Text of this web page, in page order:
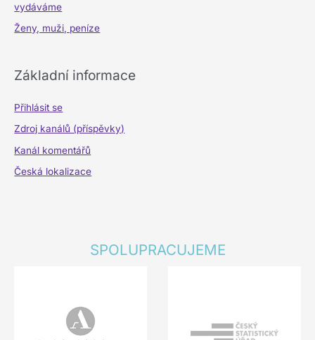
vydáváme
Ženy, muži, peníze
Základní informace
Přihlásit se
Zdroj kanálů (příspěvky)
Kanál komentářů
Česká lokalizace
SPOLUPRACUJEME